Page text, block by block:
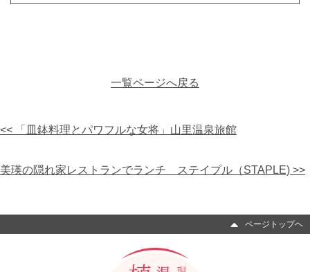
一覧ページへ戻る
<< 「皿鉢料理とパワフルな女将」山里温泉旅館
美瑛の隠れ家レストランでランチ ステイプル（STAPLE) >>
ページトップヘ